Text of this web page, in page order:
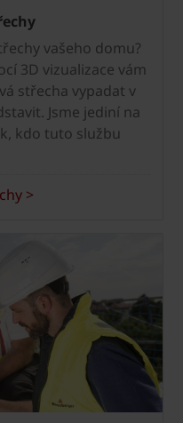
vašeho domu?
3D vizualizace vám
střecha vypadat v
Jsme jediní na
kdo tuto službu
>